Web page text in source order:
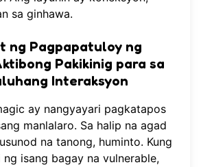
sa ginhawa.
ng Pagpapatuloy ng
Pakikinig para sa
Interaksyon
ay nangyayari pagkatapos
manlalaro. Sa halip na agad
na tanong, huminto. Kung
ng isang bagay na vulnerable,